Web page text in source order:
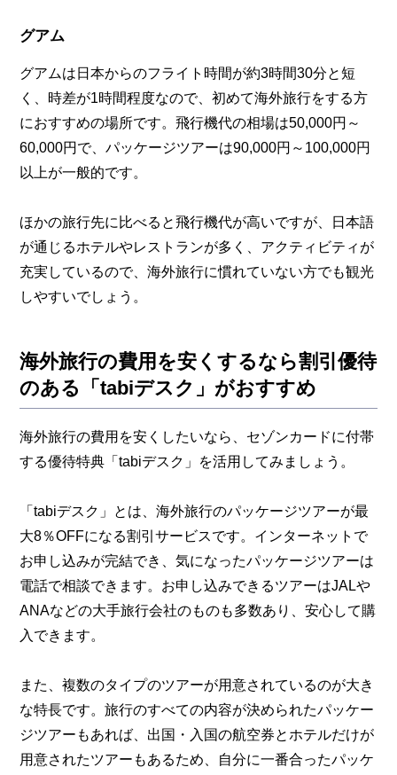
グアム
グアムは日本からのフライト時間が約3時間30分と短
く、時差が1時間程度なので、初めて海外旅行をする方
におすすめの場所です。飛行機代の相場は50,000円～
60,000円で、パッケージツアーは90,000円～100,000円
以上が一般的です。
ほかの旅行先に比べると飛行機代が高いですが、日本語
が通じるホテルやレストランが多く、アクティビティが
充実しているので、海外旅行に慣れていない方でも観光
しやすいでしょう。
海外旅行の費用を安くするなら割引優待
のある「tabiデスク」がおすすめ
海外旅行の費用を安くしたいなら、セゾンカードに付帯
する優待特典「tabiデスク」を活用してみましょう。
「tabiデスク」とは、海外旅行のパッケージツアーが最
大8％OFFになる割引サービスです。インターネットで
お申し込みが完結でき、気になったパッケージツアーは
電話で相談できます。お申し込みできるツアーはJALや
ANAなどの大手旅行会社のものも多数あり、安心して購
入できます。
また、複数のタイプのツアーが用意されているのが大き
な特長です。旅行のすべての内容が決められたパッケー
ジツアーもあれば、出国・入国の航空券とホテルだけが
用意されたツアーもあるため、自分に一番合ったパッケ